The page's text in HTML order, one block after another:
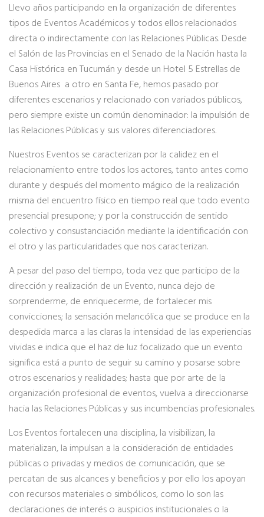
Llevo años participando en la organización de diferentes
tipos de Eventos Académicos y todos ellos relacionados
directa o indirectamente con las Relaciones Públicas. Desde
el Salón de las Provincias en el Senado de la Nación hasta la
Casa Histórica en Tucumán y desde un Hotel 5 Estrellas de
Buenos Aires a otro en Santa Fe, hemos pasado por
diferentes escenarios y relacionado con variados públicos,
pero siempre existe un común denominador: la impulsión de
las Relaciones Públicas y sus valores diferenciadores.
Nuestros Eventos se caracterizan por la calidez en el
relacionamiento entre todos los actores, tanto antes como
durante y después del momento mágico de la realización
misma del encuentro físico en tiempo real que todo evento
presencial presupone; y por la construcción de sentido
colectivo y consustanciación mediante la identificación con
el otro y las particularidades que nos caracterizan.
A pesar del paso del tiempo, toda vez que participo de la
dirección y realización de un Evento, nunca dejo de
sorprenderme, de enriquecerme, de fortalecer mis
convicciones; la sensación melancólica que se produce en la
despedida marca a las claras la intensidad de las experiencias
vividas e indica que el haz de luz focalizado que un evento
significa está a punto de seguir su camino y posarse sobre
otros escenarios y realidades; hasta que por arte de la
organización profesional de eventos, vuelva a direccionarse
hacia las Relaciones Públicas y sus incumbencias profesionales.
Los Eventos fortalecen una disciplina, la visibilizan, la
materializan, la impulsan a la consideración de entidades
públicas o privadas y medios de comunicación, que se
percatan de sus alcances y beneficios y por ello los apoyan
con recursos materiales o simbólicos, como lo son las
declaraciones de interés o auspicios institucionales o la